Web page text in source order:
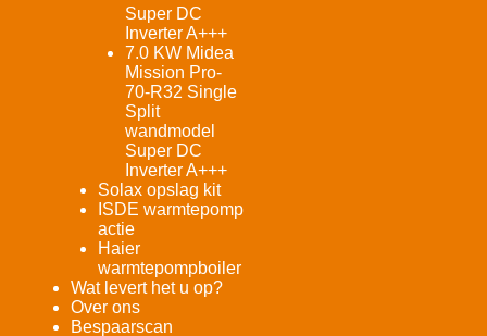
Super DC
Inverter A+++
7.0 KW Midea
Mission Pro-
70-R32 Single
Split
wandmodel
Super DC
Inverter A+++
Solax opslag kit
ISDE warmtepomp
actie
Haier
warmtepompboiler
Wat levert het u op?
Over ons
Bespaarscan